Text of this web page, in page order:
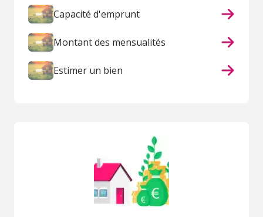
Capacité d'emprunt
Montant des mensualités
Estimer un bien